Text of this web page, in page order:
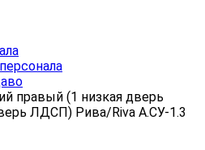
правый (1 низкая дверь
ЛДСП) Рива/Riva А.СУ-1.3